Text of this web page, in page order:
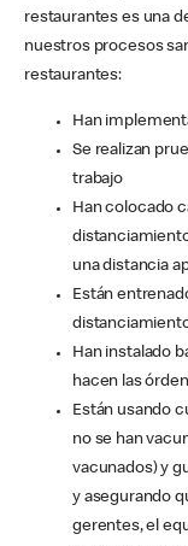
restaurantes es una
nuestros procesos
restaurantes:
Han
Se realizan
trabajo
Han colocado
una distancia
Están
Han instalado
hacen las
Están usando
no se han
vacunados) y
y asegurando
gerentes, el